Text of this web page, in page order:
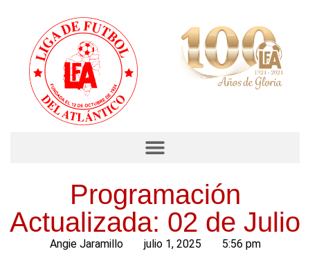
Programación
Actualizada: 02 de Julio
Angie Jaramillo julio 1, 2025 5:56 pm